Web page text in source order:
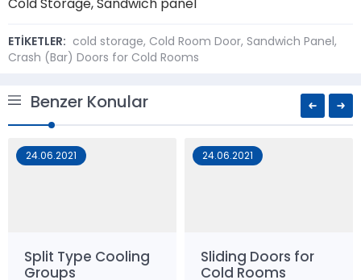
ETİKETLER: cold storage, Cold Room Door, Sandwich Panel,
Crash (Bar) Doors for Cold Rooms
Benzer Konular
24.06.2021
Split Type Cooling
Groups
24.06.2021
Sliding Doors for
Cold Rooms